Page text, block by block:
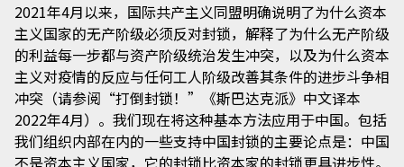
2021年4月以来，国际共产主义同盟明确说明了为什么资本
主义国家的无产阶级必须反对封锁，解释了为什么无产阶级
的利益每一步都与资产阶级统治发生冲突，以及为什么资本
主义对疫情的反应与任何工人阶级改善其条件的进步斗争相
冲突（请参阅“打倒封锁！”《斯巴达克派》中文译本
2022年4月）。我们现在将这种基本方法应用于中国。包括
我们组织内部在内的一些支持中国封锁的主要论点是：中国
不是资本主义国家，它的封锁比资本家的封锁更具进步性。